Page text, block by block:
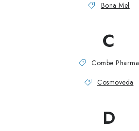
Bona Mel
C
Combe Pharma
Cosmoveda
D